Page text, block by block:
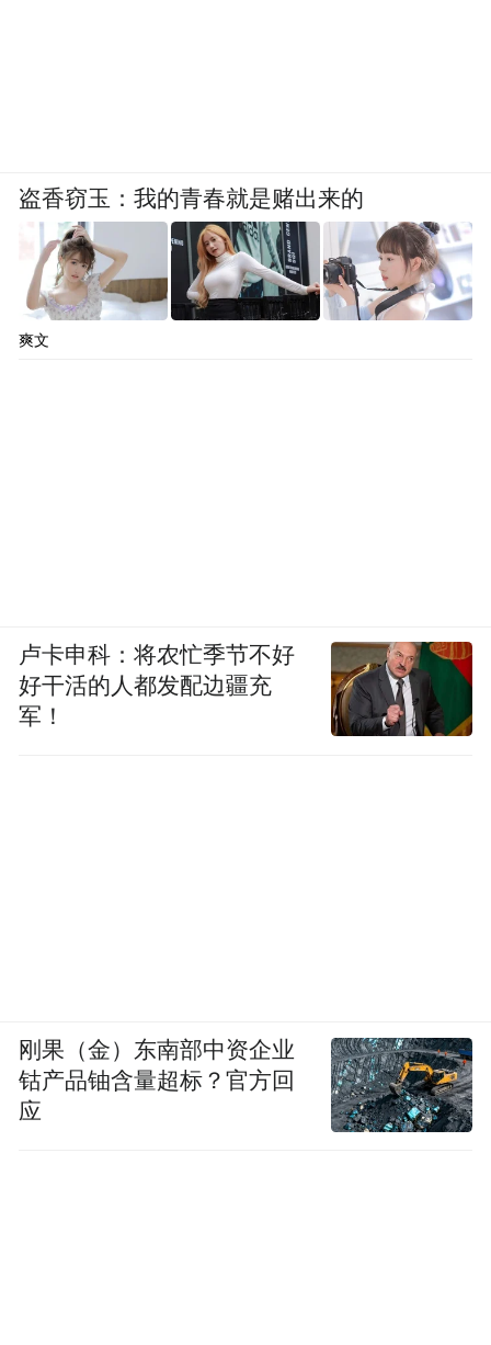
盗香窃玉：我的青春就是赌出来的
爽文
卢卡申科：将农忙季节不好
好干活的人都发配边疆充
军！
刚果（金）东南部中资企业
钴产品铀含量超标？官方回
应